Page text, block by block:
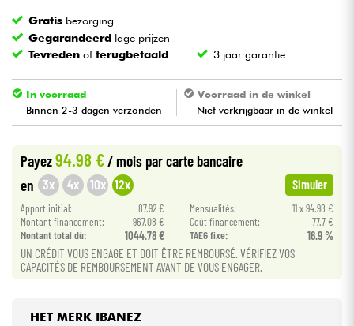
Blaasinstrument
Kinderen
Kabels & toebehoren
HiFi
Sets
Gratis bezorging
Gegarandeerd lage prijzen
Tevreden ofterugbetaald 3 jaar garantie
In voorraad
Binnen 2-3 dagen verzonden
Voorraad in de winkel
Niet verkrijgbaar in de winkel
Payez94.98 €/ mois par carte bancaire
en 3x 4x 10x 12x Simuler
Apport initial: 87.92 € Mensualités:
11 x 94.98 €
Montant financement:
967.08 € Coût financement:
77.7 €
Montant total dù:
1044.78 € TAEG fixe: 16.9 %
UN CRÉDIT VOUS ENGAGE ET DOIT ÊTRE REMBOURSÉ. VÉRIFIEZ VOS
CAPACITÉS DE REMBOURSEMENT AVANT DE VOUS ENGAGER.
HET MERK IBANEZ